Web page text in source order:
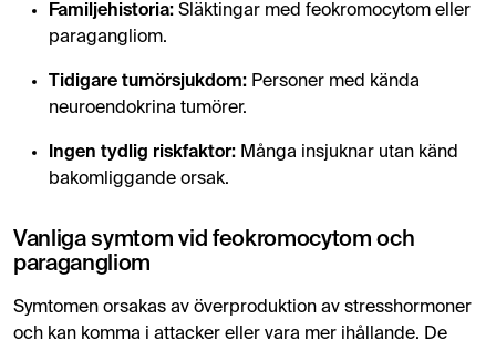
Familjehistoria: Släktingar med feokromocytom eller
paragangliom.
Tidigare tumörsjukdom: Personer med kända
neuroendokrina tumörer.
Ingen tydlig riskfaktor: Många insjuknar utan känd
bakomliggande orsak.
Vanliga symtom vid feokromocytom och
paragangliom
Symtomen orsakas av överproduktion av stresshormoner
och kan komma i attacker eller vara mer ihållande. De